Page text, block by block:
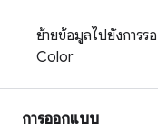
ย้ายข้อมูลไปยังการร
Color
การออกแบบ